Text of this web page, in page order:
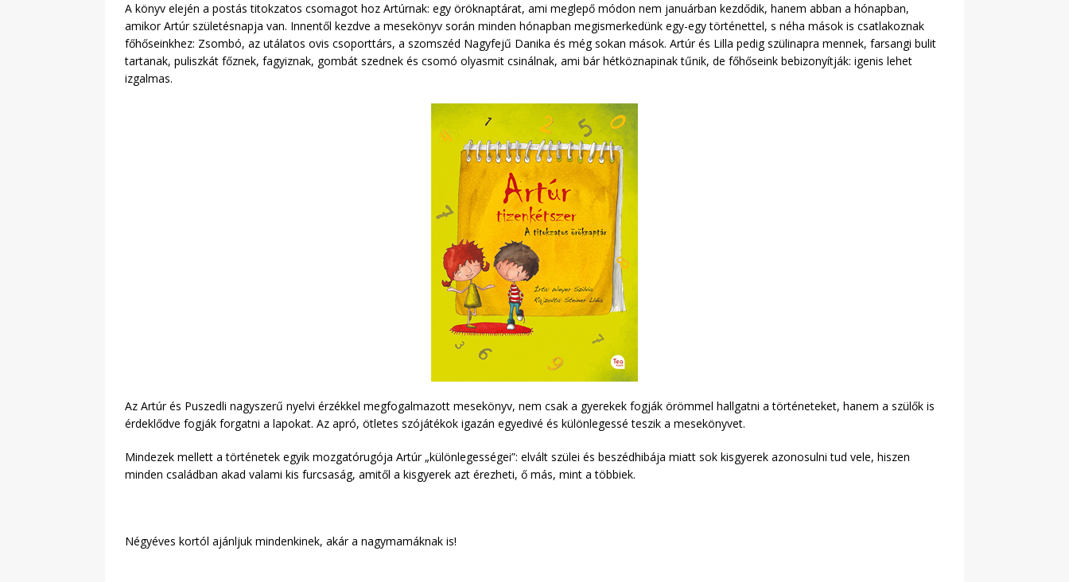
A könyv elején a postás titokzatos csomagot hoz Artúrnak: egy öröknaptárat, ami meglepő módon nem januárban kezdődik, hanem abban a hónapban,
amikor Artúr születésnapja van. Innentől kezdve a mesekönyv során minden hónapban megismerkedünk egy-egy történettel, s néha mások is csatlakoznak
főhőseinkhez: Zsombó, az utálatos ovis csoporttárs, a szomszéd Nagyfejű Danika és még sokan mások. Artúr és Lilla pedig szülinapra mennek, farsangi bulit
tartanak, puliszkát főznek, fagyiznak, gombát szednek és csomó olyasmit csinálnak, ami bár hétköznapinak tűnik, de főhőseink bebizonyítják: igenis lehet
izgalmas.
Az Artúr és Puszedli nagyszerű nyelvi érzékkel megfogalmazott mesekönyv, nem csak a gyerekek fogják örömmel hallgatni a történeteket, hanem a szülők is
érdeklődve fogják forgatni a lapokat. Az apró, ötletes szójátékok igazán egyedivé és különlegessé teszik a mesekönyvet.
Mindezek mellett a történetek egyik mozgatórugója Artúr „különlegességei”: elvált szülei és beszédhibája miatt sok kisgyerek azonosulni tud vele, hiszen
minden családban akad valami kis furcsaság, amitől a kisgyerek azt érezheti, ő más, mint a többiek.
Négyéves kortól ajánljuk mindenkinek, akár a nagymamáknak is!